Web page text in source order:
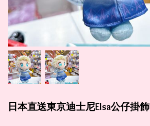
日本直送東京迪士尼Elsa公仔掛飾